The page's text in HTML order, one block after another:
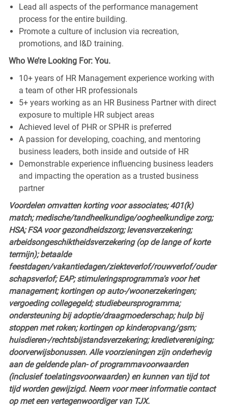
Lead all aspects of the performance management
process for the entire building.
Promote a culture of inclusion via recreation,
promotions, and I&D training.
Who We’re Looking For: You.
10+ years of HR Management experience working with
a team of other HR professionals
5+ years working as an HR Business Partner with direct
exposure to multiple HR subject areas
Achieved level of PHR or SPHR is preferred
A passion for developing, coaching, and mentoring
business leaders, both inside and outside of HR
Demonstrable experience influencing business leaders
and impacting the operation as a trusted business
partner
Voordelen omvatten korting voor associates; 401(k)
match; medische/tandheelkundige/oogheelkundige zorg;
HSA; FSA voor gezondheidszorg; levensverzekering;
arbeidsongeschiktheidsverzekering (op de lange of korte
termijn); betaalde
feestdagen/vakantiedagen/ziekteverlof/rouwverlof/ouder
schapsverlof; EAP; stimuleringsprogramma's voor het
management; kortingen op auto-/woonerzekeringen;
vergoeding collegegeld; studiebeursprogramma;
ondersteuning bij adoptie/draagmoederschap; hulp bij
stoppen met roken; kortingen op kinderopvang/gsm;
huisdieren-/rechtsbijstandsverzekering; kredietvereniging;
doorverwijsbonussen. Alle voorzieningen zijn onderhevig
aan de geldende plan- of programmavoorwaarden
(inclusief toelatingsvoorwaarden) en kunnen van tijd tot
tijd worden gewijzigd. Neem voor meer informatie contact
op met een vertegenwoordiger van TJX.